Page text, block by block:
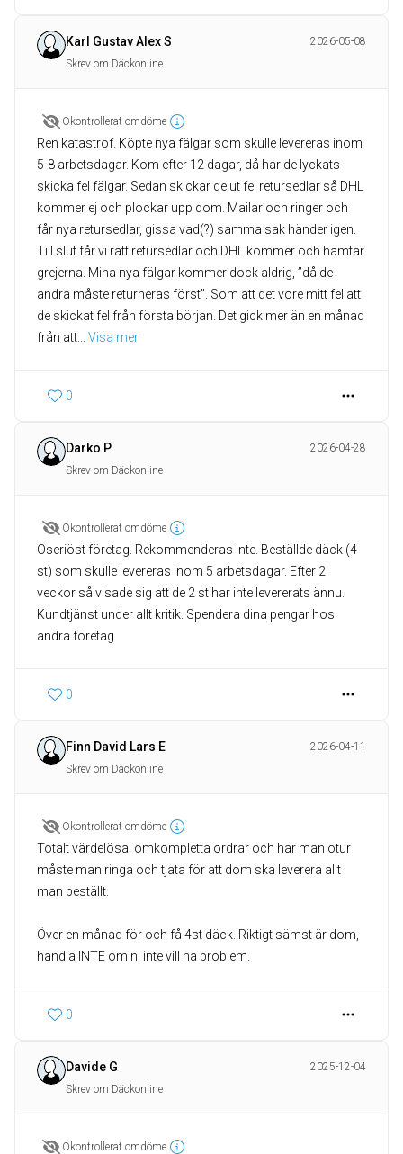
Karl Gustav Alex S
2026-05-08
Skrev om Däckonline
Okontrollerat omdöme
Ren katastrof. Köpte nya fälgar som skulle levereras inom
5-8 arbetsdagar. Kom efter 12 dagar, då har de lyckats
skicka fel fälgar. Sedan skickar de ut fel retursedlar så DHL
kommer ej och plockar upp dom. Mailar och ringer och
får nya retursedlar, gissa vad(?) samma sak händer igen.
Till slut får vi rätt retursedlar och DHL kommer och hämtar
grejerna. Mina nya fälgar kommer dock aldrig, ”då de
andra måste returneras först”. Som att det vore mitt fel att
de skickat fel från första början. Det gick mer än en månad
från att
Visa mer
0
Darko P
2026-04-28
Skrev om Däckonline
Okontrollerat omdöme
Oseriöst företag. Rekommenderas inte. Beställde däck (4
st) som skulle levereras inom 5 arbetsdagar. Efter 2
veckor så visade sig att de 2 st har inte levererats ännu.
Kundtjänst under allt kritik. Spendera dina pengar hos
andra företag
0
Finn David Lars E
2026-04-11
Skrev om Däckonline
Okontrollerat omdöme
Totalt värdelösa, omkompletta ordrar och har man otur
måste man ringa och tjata för att dom ska leverera allt
man beställt.
Över en månad för och få 4st däck. Riktigt sämst är dom,
handla INTE om ni inte vill ha problem.
0
Davide G
2025-12-04
Skrev om Däckonline
Okontrollerat omdöme